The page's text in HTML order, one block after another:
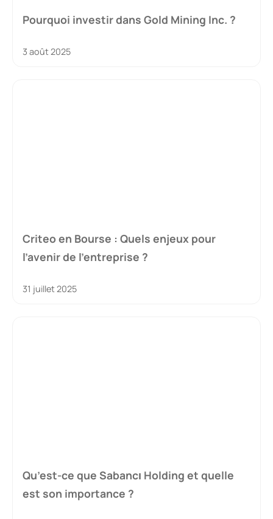
Pourquoi investir dans Gold Mining Inc. ?
3 août 2025
Criteo en Bourse : Quels enjeux pour
l’avenir de l’entreprise ?
31 juillet 2025
Qu’est-ce que Sabancı Holding et quelle
est son importance ?